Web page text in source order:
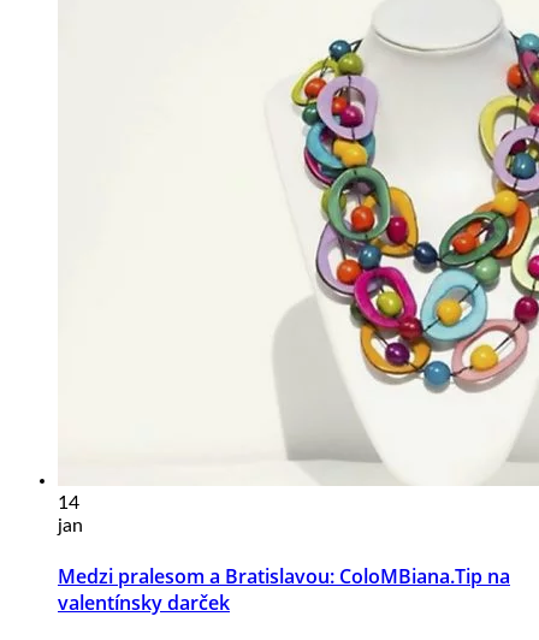
14
jan
Medzi pralesom a Bratislavou: ColoMBiana.Tip na
valentínsky darček